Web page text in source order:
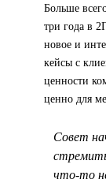
Больше
три года в
новое и
кейсы с
ценности
ценно для
Совет
что-то